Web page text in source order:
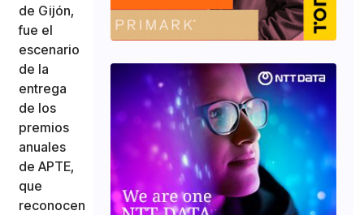
de Gijón,
fue el
escenario
de la
entrega
de los
premios
anuales
de APTE,
que
reconocen